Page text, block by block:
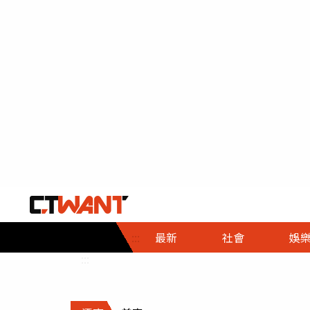
::: 最新 社會
社會首頁
時事
調查
娛樂
娛樂首頁
即時
財經首頁
熱線
政